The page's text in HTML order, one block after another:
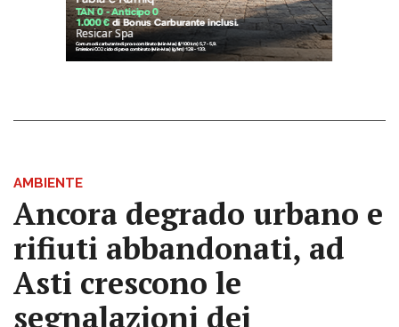
AMBIENTE
Ancora degrado urbano e
rifiuti abbandonati, ad
Asti crescono le
segnalazioni dei